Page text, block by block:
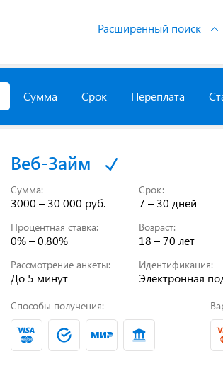
Расширенный поиск
Сумма Срок Переплата
Веб-Займ
Сумма:
3000 – 30 000 руб.
Срок:
7 – 30 дней
Процентная ставка:
0% – 0.80%
Возраст:
18 – 70 лет
Рассмотрение анкеты:
До 5 минут
Идентификация:
Электронная
Способы получения: